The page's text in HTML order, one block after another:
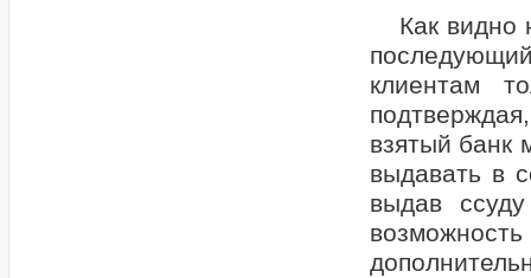
Как видно
клиентам
взятый банк
выдавать в
выдав